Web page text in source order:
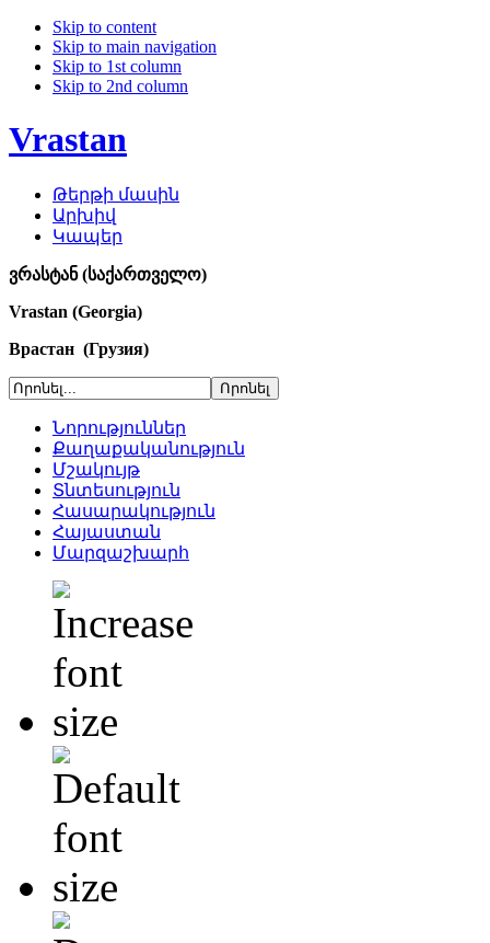
Skip to content
Skip to main navigation
Skip to 1st column
Skip to 2nd column
Vrastan
Թերթի մասին
Արխիվ
Կապեր
ვრასტან (საქართველო)
Vrastan (Georgia)
Врастан (Грузия)
Նորություններ
Քաղաքականություն
Մշակույթ
Տնտեսություն
Հասարակություն
Հայաստան
Մարզաշխարհ